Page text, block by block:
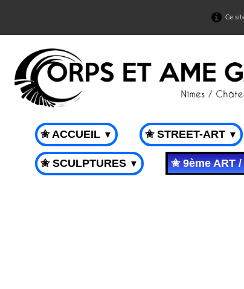
Ce
✬ ACCUEIL ▼ ✬ STREET-ART ▼
✬ SCULPTURES ▼ ✬ 9ème ART